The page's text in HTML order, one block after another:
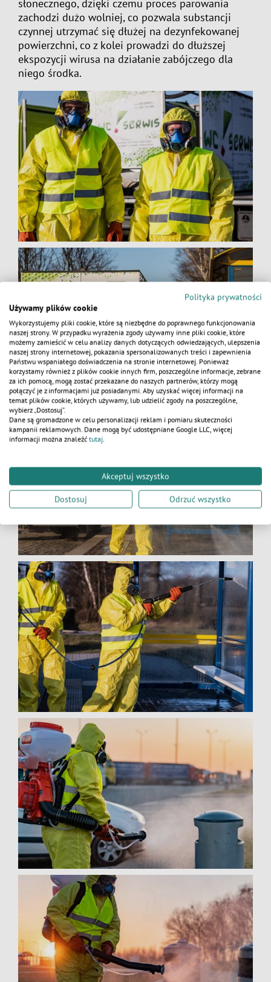
słonecznego, dzięki czemu proces parowania
zachodzi dużo wolniej, co pozwala substancji
czynnej utrzymać się dłużej na dezynfekowanej
powierzchni, co z kolei prowadzi do dłuższej
ekspozycji wirusa na działanie zabójczego dla
niego środka.
KALKULATOR
Polityka prywatności
Używamy plików cookie
Wykorzystujemy pliki cookie, które są niezbędne do poprawnego funkcjonowania
naszej strony. W przypadku wyrażenia zgody używamy inne pliki cookie, które
możemy zamieścić w celu analizy danych dotyczących odwiedzających, ulepszenia
naszej strony internetowej, pokazania spersonalizowanych treści i zapewnienia
Państwu wspaniałego doświadczenia na stronie internetowej. Ponieważ
korzystamy również z plików cookie innych firm, poszczególne informacje, zebrane
za ich pomocą, mogą zostać przekazane do naszych partnerów, którzy mogą
połączyć je z informacjami już posiadanymi. Aby uzyskać więcej informacji na
temat plików cookie, których używamy, lub udzielić zgody na poszczególne,
wybierz „Dostosuj”.
Dane są gromadzone w celu personalizacji reklam i pomiaru skuteczności
kampanii reklamowych. Dane mogą być udostępniane Google LLC, więcej
informacji można znaleźć tutaj.
Akceptuj wszystko
Dostosuj Odrzuć wszystko